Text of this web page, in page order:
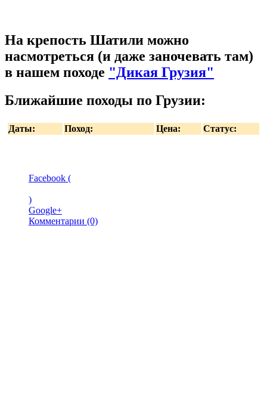
На крепость Шатили можно
насмотреться (и даже заночевать там)
в нашем походе "Дикая Грузия"
Ближайшие походы по Грузии:
Даты: Поход: Цена: Статус:
Facebook (
)
Google+
Комментарии (0)